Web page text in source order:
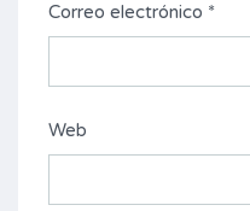
Correo electrónico *
Web